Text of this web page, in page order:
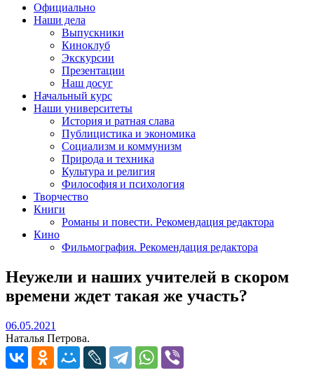
Официально
Наши дела
Выпускники
Киноклуб
Экскурсии
Презентации
Наш досуг
Начальный курс
Наши университеты
История и ратная слава
Публицистика и экономика
Социализм и коммунизм
Природа и техника
Культура и религия
Философия и психология
Творчество
Книги
Романы и повести. Рекомендация редактора
Кино
Фильмография. Рекомендация редактора
Неужели и наших учителей в скором
времени ждет такая же участь?
06.05.2021
Наталья Петрова.